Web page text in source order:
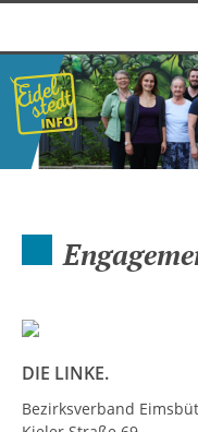
DIE LINKE.
Bezirksverband